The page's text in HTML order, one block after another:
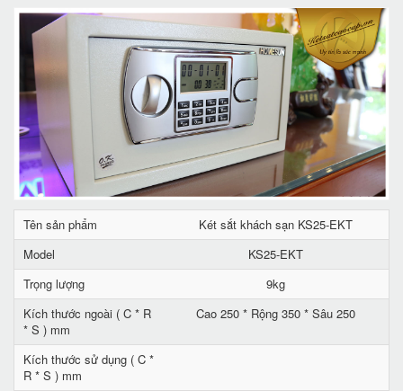
Tên sản phẩm
Két sắt khách sạn KS25-EKT
Model
KS25-EKT
Trọng lượng
9kg
Kích thước ngoài ( C * R
* S ) mm
Cao 250 * Rộng 350 * Sâu 250
Kích thước sử dụng ( C *
R * S ) mm